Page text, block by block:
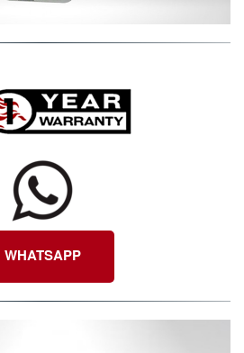
WHATSAPP